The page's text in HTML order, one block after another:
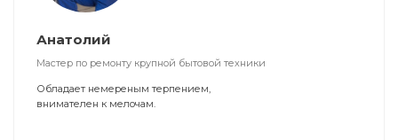
Анатолий
Мастер по ремонту крупной бытовой техники
Обладает немереным терпением,
внимателен к мелочам.